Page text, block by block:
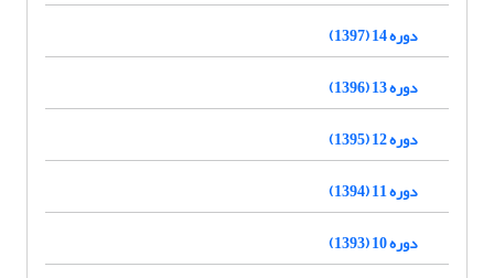
دوره 14 (1397)
دوره 13 (1396)
دوره 12 (1395)
دوره 11 (1394)
دوره 10 (1393)